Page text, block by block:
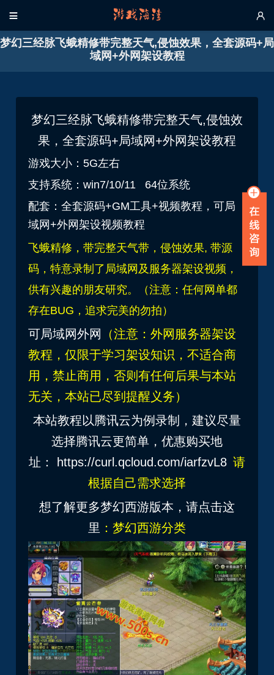
 
梦幻三经脉飞蛾精修带完整天气,侵蚀效果，全套源码+局
域网+外网架设教程
梦幻三经脉飞蛾精修带完整天气,侵蚀效
果，全套源码+局域网+外网架设教程
游戏大小：5G左右
支持系统：win7/10/11 64位系统
配套：全套源码+GM工具+视频教程，可局
域网+外网架设视频教程
飞蛾精修，带完整天气带，侵蚀效果, 带源
码，特意录制了局域网及服务器架设视频，
供有兴趣的朋友研究。（注意：任何网单都
存在BUG，追求完美的勿拍）
可局域网外网
（注意：外网服务器架设
教程，仅限于学习架设知识，不适合商
用，禁止商用，否则有任何后果与本站
无关，本站已尽到提醒义务）
本站教程以腾讯云为例录制，建议尽量
选择腾讯云更简单，优惠购买地
址： https://curl.qcloud.com/iarfzvL8 请
根据自己需求选择
想了解更多梦幻西游版本，请点击这
里 ： 梦幻西游分类